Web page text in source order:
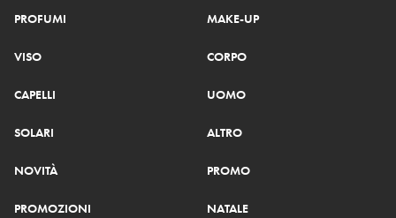
PROFUMI MAKE-UP
VISO CORPO
CAPELLI UOMO
SOLARI ALTRO
NOVITÀ PROMO
PROMOZIONI NATALE